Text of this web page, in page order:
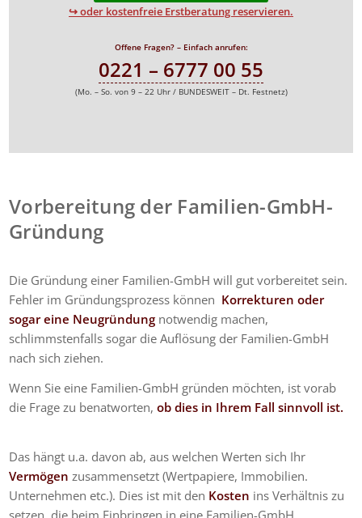
↪ oder kostenfreie Erstberatung reservieren.
Offene Fragen? – Einfach anrufen:
0221 – 6777 00 55
(Mo. – So. von 9 – 22 Uhr / BUNDESWEIT – Dt. Festnetz)
Vorbereitung der Familien-GmbH-
Gründung
Die Gründung einer Familien-GmbH will gut vorbereitet sein.
Fehler im Gründungsprozess können Korrekturen oder
sogar eine Neugründung notwendig machen,
schlimmstenfalls sogar die Auflösung der Familien-GmbH
nach sich ziehen.
Wenn Sie eine Familien-GmbH gründen möchten, ist vorab
die Frage zu benatworten,ob dies in Ihrem Fall sinnvoll ist.
Das hängt u.a. davon ab, aus welchen Werten sich Ihr
Vermögen zusammensetzt (Wertpapiere, Immobilien.
Unternehmen etc.). Dies ist mit den Kosten ins Verhältnis zu
setzen, die beim Einbringen in eine Familien-GmbH